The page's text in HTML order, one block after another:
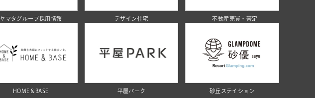
ヤマタグループ採用情報 デザイン住宅 不動産売買・査定
HOME＆BASE 平屋パーク 砂丘ステイション